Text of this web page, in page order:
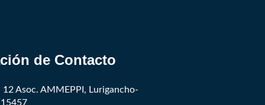
de Contacto
12 Asoc. AMMEPPI, Lurigancho-